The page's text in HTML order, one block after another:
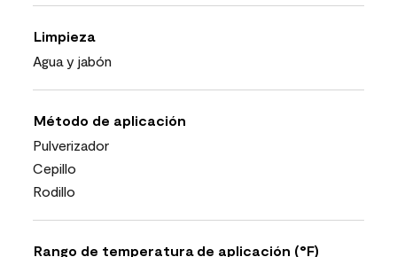
Limpieza
Agua y jabón
Método de aplicación
Pulverizador
Cepillo
Rodillo
Rango de temperatura de aplicación (°F)